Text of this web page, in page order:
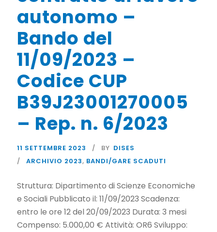
autonomo –
Bando del
11/09/2023 –
Codice CUP
B39J23001270005
– Rep. n. 6/2023
11 SETTEMBRE 2023 BY DISES
ARCHIVIO 2023, BANDI/GARE SCADUTI
Struttura: Dipartimento di Scienze Economiche
e Sociali Pubblicato il: 11/09/2023 Scadenza:
entro le ore 12 del 20/09/2023 Durata: 3 mesi
Compenso: 5.000,00 € Attività: OR6 Sviluppo: